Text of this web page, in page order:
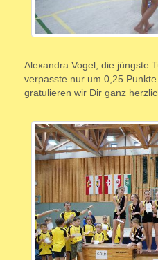
Alexandra Vogel, die jüngste
verpasste nur um 0,25
gratulieren wir Dir ganz